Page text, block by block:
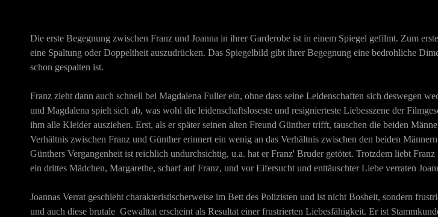
Die erste Begegnung zwischen Franz und Joanna in ihrer Garderobe ist in einem Spiegel gefilmt. Zum
eine Spaltung oder Doppeltheit auszudrücken. Das Spiegelbild gibt ihrer Begegnung eine bedrohliche
schon gespalten ist.
Franz zieht dann auch schnell bei Magdalena Fuller ein, ohne dass seine Leidenschaften sich deswegen
und Magdalena spielt sich ab, was wohl die leidenschaftsloseste und resignierteste Liebesszene der
ihm alle Kleider ausziehen. Erst, als er später seinen alten Freund Günther trifft, tauschen die beiden
Verhältnis zwischen Franz und Günther erinnert ein wenig an das Verhältnis zwischen den beiden
Günthers Vergangenheit ist reichlich undurchsichtig, u.a. hat er Franz' Bruder getötet. Trotzdem liebt
ein drittes Mädchen, Margarethe, scharf auf Franz, und vor Eifersucht und enttäuschter Liebe verraten
Joannas Verrat geschieht charakteristischerweise im Bett des Polizisten und ist nicht Bosheit, sondern
und auch diese brutale Gewalttat erscheint als Resultat einer frustrierten Liebesfähigkeit. Er ist